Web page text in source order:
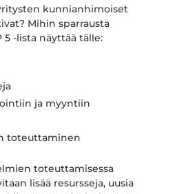
kunnianhimoiset
Mihin sparrausta
5 -lista näyttää tälle:
ja myyntiin
toteuttaminen
toteuttamisessa
lisää resursseja, uusia